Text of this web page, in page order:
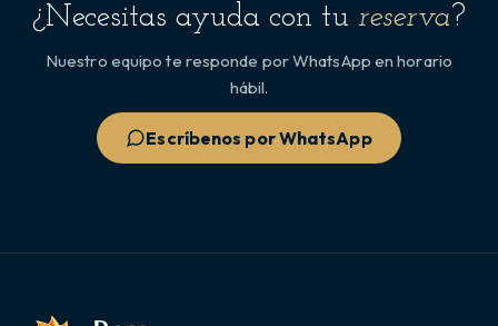
¿Necesitas ayuda con tu reserva?
Nuestro equipo te responde por WhatsApp en horario
hábil.
Escríbenos por WhatsApp